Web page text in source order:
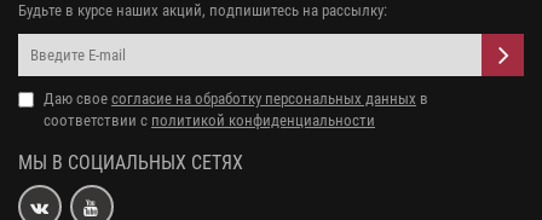
Будьте в курсе наших акций, подпишитесь на рассылку:
Даю свое согласие на обработку персональных данных в
соответствии с политикой конфиденциальности
МЫ В СОЦИАЛЬНЫХ СЕТЯХ